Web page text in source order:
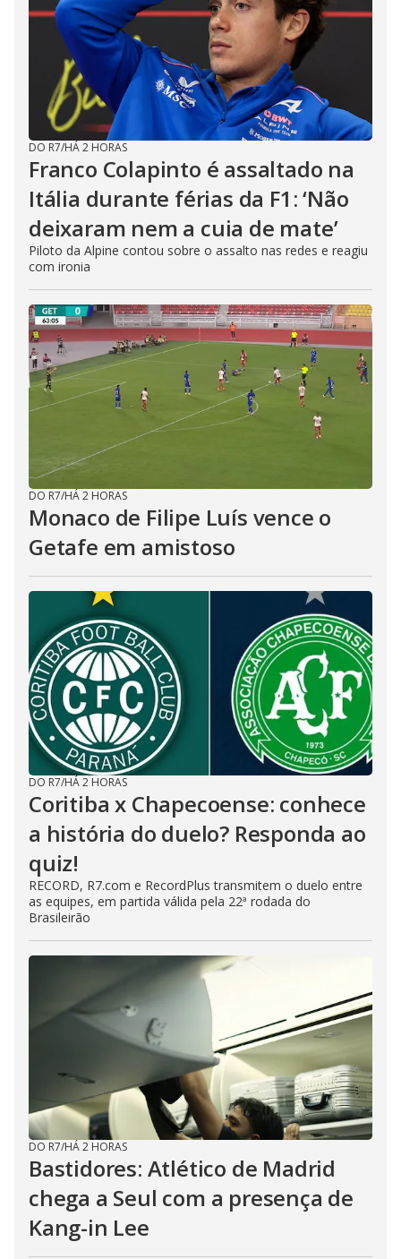
DO R7/HÁ 2 HORAS
Franco Colapinto é assaltado na
Itália durante férias da F1: ‘Não
deixaram nem a cuia de mate’
Piloto da Alpine contou sobre o assalto nas redes e reagiu
com ironia
DO R7/HÁ 2 HORAS
Monaco de Filipe Luís vence o
Getafe em amistoso
DO R7/HÁ 2 HORAS
Coritiba x Chapecoense: conhece
a história do duelo? Responda ao
quiz!
RECORD, R7.com e RecordPlus transmitem o duelo entre
as equipes, em partida válida pela 22ª rodada do
Brasileirão
DO R7/HÁ 2 HORAS
Bastidores: Atlético de Madrid
chega a Seul com a presença de
Kang-in Lee